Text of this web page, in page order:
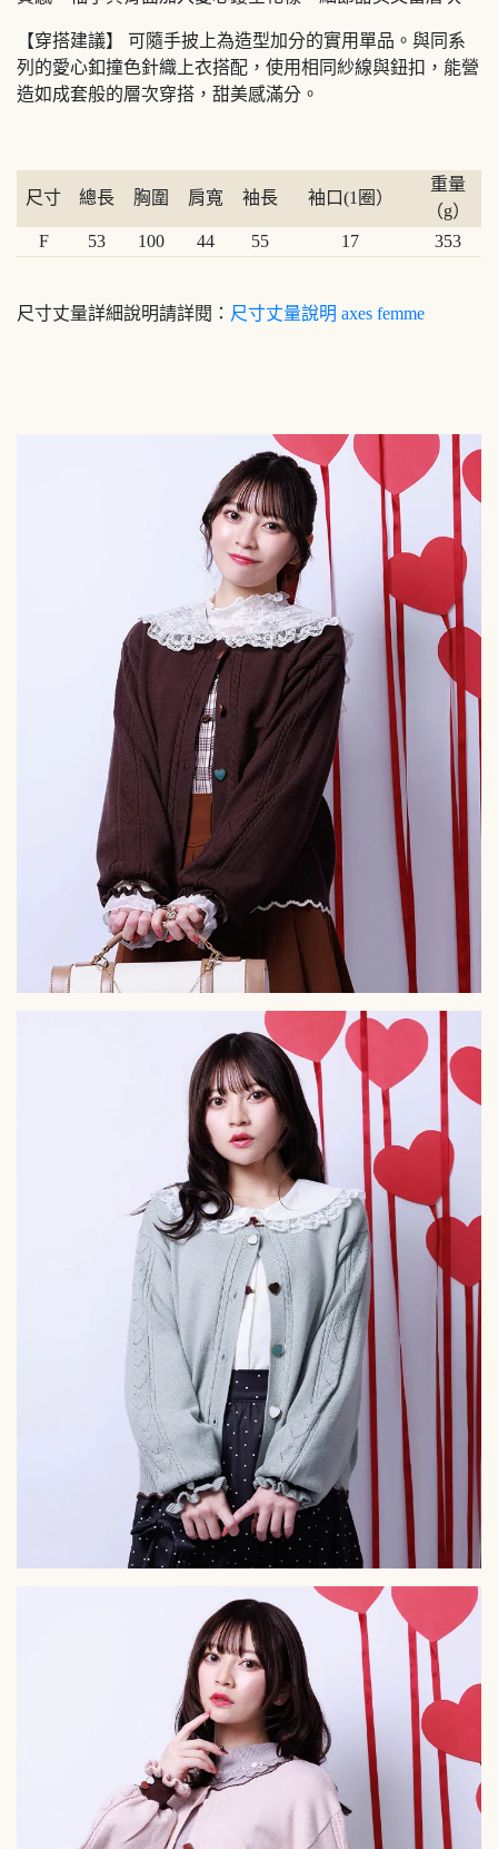
【穿搭建議】 可隨手披上為造型加分的實用單品。與同系
列的愛心釦撞色針織上衣搭配，使用相同紗線與鈕扣，能營
造如成套般的層次穿搭，甜美感滿分。
尺寸 總長 胸圍 肩寬 袖長 袖口(1圈）
重量
（g）
F
53 100 44 55 17 353
尺寸丈量詳細說明請詳閱： 尺寸丈量說明 axes femme